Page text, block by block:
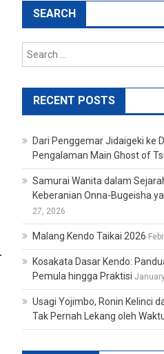
SEARCH
RECENT POSTS
Dari Penggemar Jidaigeki ke
Pengalaman Main Ghost of
Samurai Wanita dalam
Keberanian Onna-Bugeisha
27, 2026
Malang Kendo Taikai 2026
Kosakata Dasar Kendo:
Pemula hingga Praktisi
Usagi Yojimbo, Ronin Kelinci
Tak Pernah Lekang oleh